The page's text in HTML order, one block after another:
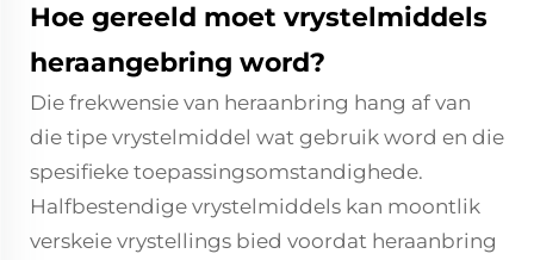
Hoe gereeld moet vrystelmiddels
heraangebring word?
Die frekwensie van heraanbring hang af van
die tipe vrystelmiddel wat gebruik word en die
spesifieke toepassingsomstandighede.
Halfbestendige vrystelmiddels kan moontlik
verskeie vrystellings bied voordat heraanbring